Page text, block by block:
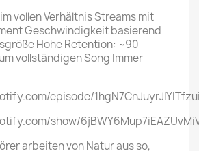
vollen Verhältnis Streams mit
Geschwindigkeit basierend
Hohe Retention: ~90
vollständigen Song Immer
episode/
show/
arbeiten von Natur aus so,